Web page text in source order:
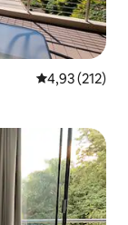
Évaluation
4,93 (212)